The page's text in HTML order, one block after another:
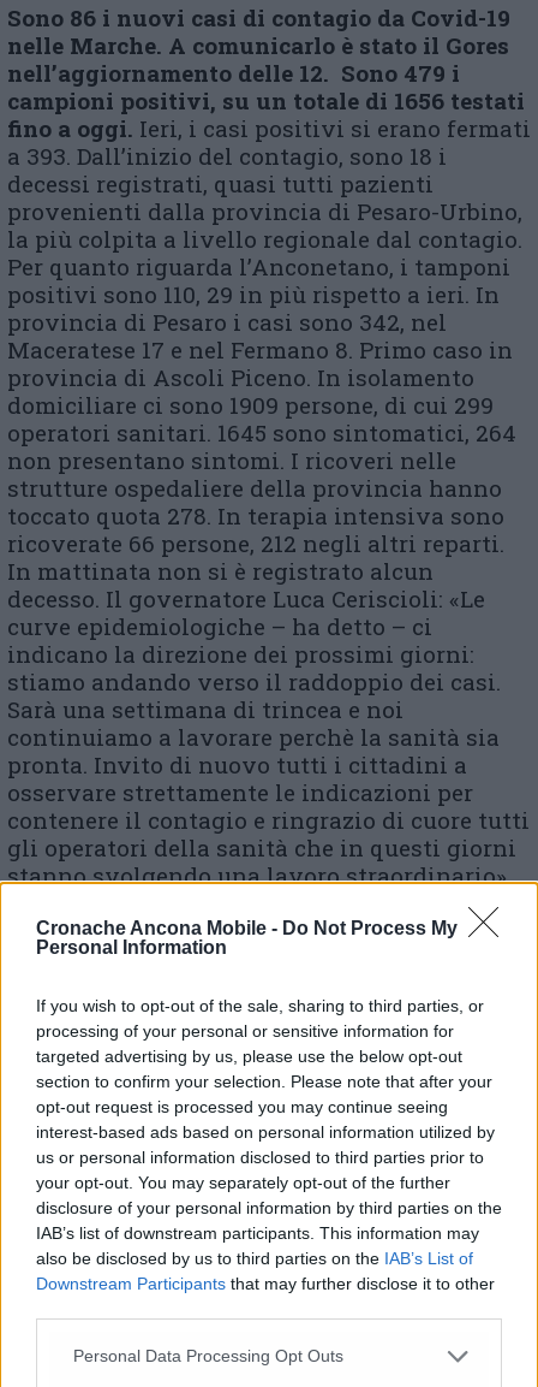
Cronache Ancona Mobile - Do Not Process My
Personal Information
If you wish to opt-out of the sale, sharing to third parties, or
processing of your personal or sensitive information for
targeted advertising by us, please use the below opt-out
section to confirm your selection. Please note that after your
opt-out request is processed you may continue seeing
interest-based ads based on personal information utilized by
us or personal information disclosed to third parties prior to
your opt-out. You may separately opt-out of the further
disclosure of your personal information by third parties on the
IAB’s list of downstream participants. This information may
also be disclosed by us to third parties on the IAB’s List of
Downstream Participants that may further disclose it to other
Personal Data Processing Opt Outs
Sono 86 i nuovi casi di contagio da Covid-19
nelle Marche. A comunicarlo è stato il Gores
nell’aggiornamento delle 12. Sono 479 i
campioni positivi, su un totale di 1656 testati
fino a oggi. Ieri, i casi positivi si erano fermati
a 393. Dall’inizio del contagio, sono 18 i
decessi registrati, quasi tutti pazienti
provenienti dalla provincia di Pesaro-Urbino,
la più colpita a livello regionale dal contagio.
Per quanto riguarda l’Anconetano, i tamponi
positivi sono 110, 29 in più rispetto a ieri. In
provincia di Pesaro i casi sono 342, nel
Maceratese 17 e nel Fermano 8. Primo caso in
provincia di Ascoli Piceno. In isolamento
domiciliare ci sono 1909 persone, di cui 299
operatori sanitari. 1645 sono sintomatici, 264
non presentano sintomi. I ricoveri nelle
strutture ospedaliere della provincia hanno
toccato quota 278. In terapia intensiva sono
ricoverate 66 persone, 212 negli altri reparti.
In mattinata non si è registrato alcun
decesso. Il governatore Luca Ceriscioli: «Le
curve epidemiologiche – ha detto – ci
indicano la direzione dei prossimi giorni:
stiamo andando verso il raddoppio dei casi.
Sarà una settimana di trincea e noi
continuiamo a lavorare perchè la sanità sia
pronta. Invito di nuovo tutti i cittadini a
osservare strettamente le indicazioni per
contenere il contagio e ringrazio di cuore tutti
gli operatori della sanità che in questi giorni
stanno svolgendo una lavoro straordinario».
tabella Gores 11 marzo
© RIPRODUZIONE RISERVATA
Vai alla home